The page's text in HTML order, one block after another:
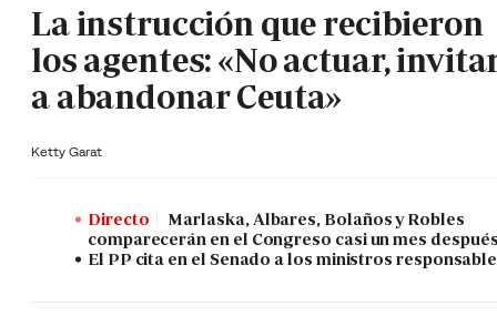
La instrucción que recibieron
los agentes: «No actuar,
a abandonar Ceuta»
Ketty Garat
Directo
Marlaska, Albares, Bolaños y Robles
comparecerán en el Congreso casi un mes
El PP cita en el Senado a los ministros